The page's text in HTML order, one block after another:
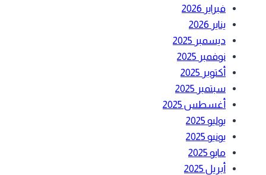
فبراير 2026
يناير 2026
ديسمبر 2025
نوفمبر 2025
أكتوبر 2025
سبتمبر 2025
أغسطس 2025
يوليو 2025
يونيو 2025
مايو 2025
أبريل 2025